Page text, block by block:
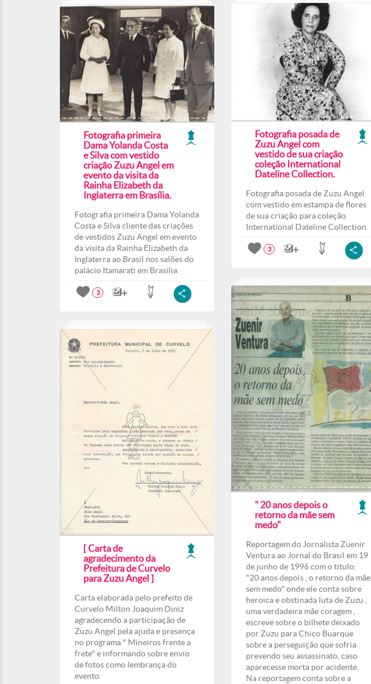
Fotografia posada de
Zuzu Angel com
vestido de sua criação
coleção International
Dateline Collection.
Fotografia posada de Zuzu Angel
com vestido em estampa de flores
de sua criação para coleção
International Dateline Collection.
3
Fotografia primeira
Dama Yolanda Costa
e Silva com vestido
criação Zuzu Angel em
evento da visita da
Rainha Elizabeth da
Inglaterra em Brasília.
Fotografia primeira Dama Yolanda
Costa e Silva cliente das criações
de vestidos Zuzu Angel em evento
da visita da Rainha Elizabeth da
Inglaterra ao Brasil nos salões do
palácio Itamarati em Brasilia.
3
" 20 anos depois o
retorno da mãe sem
medo"
Reportagem do Jornalista Zuenir
Ventura ao Jornal do Brasil em 19
de junho de 1996 com o titulo:
"20 anos depois , o retorno da mãe
sem medo" onde ele conta sobre
heroica e obstinada luta de Zuzu ,
uma verdadeira mãe coragem ,
escreve sobre o bilhete deixado
por Zuzu para Chico Buarque
sobre a perseguição que sofria
prevendo seu assassinato, caso
aparecesse morta por acidente.
Na reportagem conta sobre a
[ Carta de
agradecimento da
Prefeitura de Curvelo
para Zuzu Angel ]
Carta elaborada pelo prefeito de
Curvelo Milton Joaquim Diniz
agradecendo a participação de
Zuzu Angel pela ajuda e presença
no programa " Mineiros frente a
frete" e informando sobre envio
de fotos como lembrança do
evento.